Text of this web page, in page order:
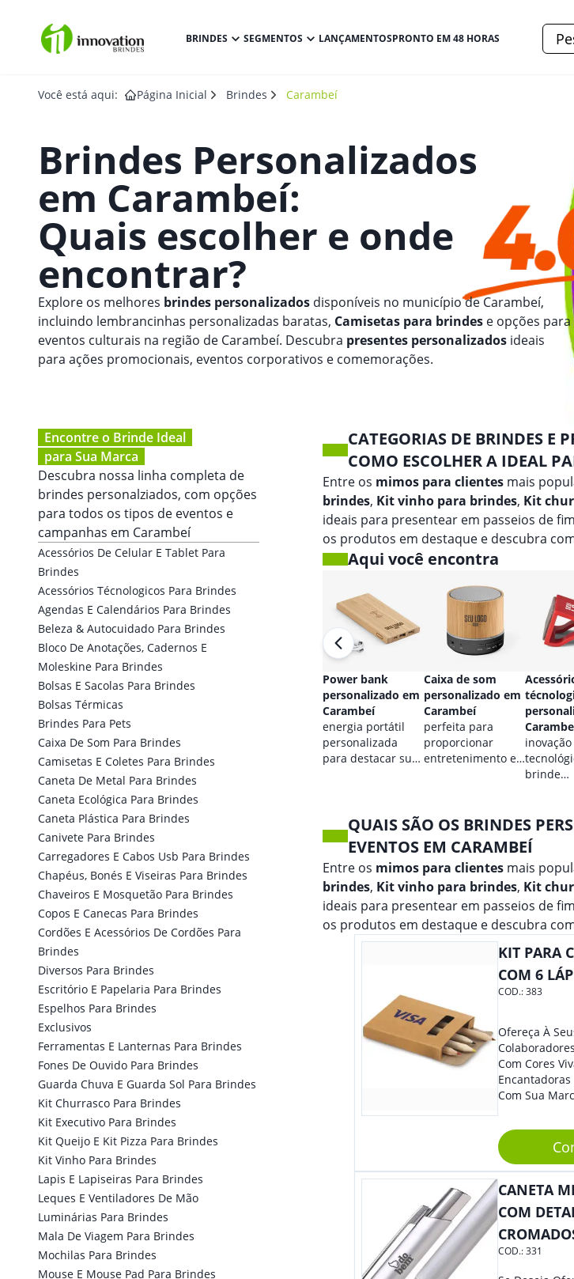
BRINDES SEGMENTOS LANÇAMENTOSPRONTO EM 48 HORAS
Você está aqui: Página Inicial Brindes Carambeí
Brindes Personalizados
em Carambeí:
Quais escolher e onde
encontrar?
Explore os melhores brindes personalizados disponíveis no município de Carambeí,
incluindo lembrancinhas personalizadas baratas, Camisetas para brindes e opções para
eventos culturais na região de Carambeí. Descubra presentes personalizados ideais
para ações promocionais, eventos corporativos e comemorações.
Encontre o Brinde Ideal
para Sua Marca
Descubra nossa linha completa de
brindes personalziados, com opções
para todos os tipos de eventos e
campanhas em Carambeí
Acessórios De Celular E Tablet Para
Brindes
Acessórios Técnologicos Para Brindes
Agendas E Calendários Para Brindes
Beleza & Autocuidado Para Brindes
Bloco De Anotações, Cadernos E
Moleskine Para Brindes
Bolsas E Sacolas Para Brindes
Bolsas Térmicas
Brindes Para Pets
Caixa De Som Para Brindes
Camisetas E Coletes Para Brindes
Caneta De Metal Para Brindes
Caneta Ecológica Para Brindes
Caneta Plástica Para Brindes
Canivete Para Brindes
Carregadores E Cabos Usb Para Brindes
Chapéus, Bonés E Viseiras Para Brindes
Chaveiros E Mosquetão Para Brindes
Copos E Canecas Para Brindes
Cordões E Acessórios De Cordões Para
Brindes
Diversos Para Brindes
Escritório E Papelaria Para Brindes
Espelhos Para Brindes
Exclusivos
Ferramentas E Lanternas Para Brindes
Fones De Ouvido Para Brindes
Guarda Chuva E Guarda Sol Para Brindes
Kit Churrasco Para Brindes
Kit Executivo Para Brindes
Kit Queijo E Kit Pizza Para Brindes
Kit Vinho Para Brindes
Lapis E Lapiseiras Para Brindes
Leques E Ventiladores De Mão
Luminárias Para Brindes
Mala De Viagem Para Brindes
Mochilas Para Brindes
Mouse E Mouse Pad Para Brindes
CATEGORIAS DE BRINDES E
COMO ESCOLHER A IDEAL
Entre os mimos para clientes mais
brindes, Kit vinho para brindes, Kit
ideais para presentear em passeios de
os produtos em destaque e descubra
Aqui você encontra
Power bank
personalizado em
Carambeí
energia portátil
personalizada
para destacar sua
Caixa de som
personalizado em
Carambeí
perfeita para
proporcionar
entretenimento e
inovação
brinde
QUAIS SÃO OS BRINDES
EVENTOS EM CARAMBEÍ
Entre os mimos para clientes mais
brindes, Kit vinho para brindes, Kit
ideais para presentear em passeios de
os produtos em destaque e descubra
KIT PARA
COM 6
COD.:383
Ofereça À
Com Cores
Com Sua
Para
Perfeito, Não
CANETA
COM
COD.:331